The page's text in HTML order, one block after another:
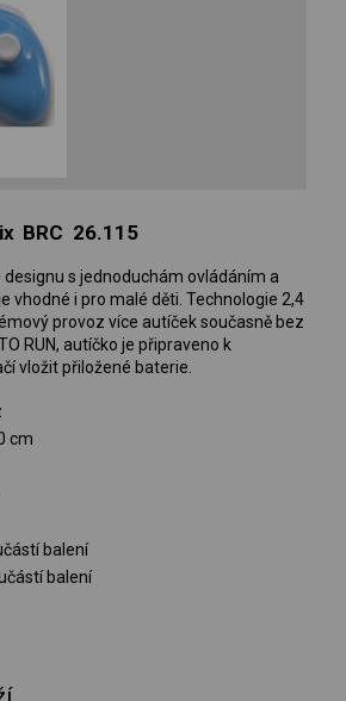
BRC 26.115
s jednoduchám ovládáním a
vhodné i pro malé děti. Technologie 2,4
provoz více autíček současně bez
RUN, autíčko je připraveno k
vložit přiložené baterie.
cm
balení
balení